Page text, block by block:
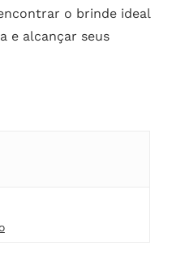
o brinde ideal
e alcançar seus